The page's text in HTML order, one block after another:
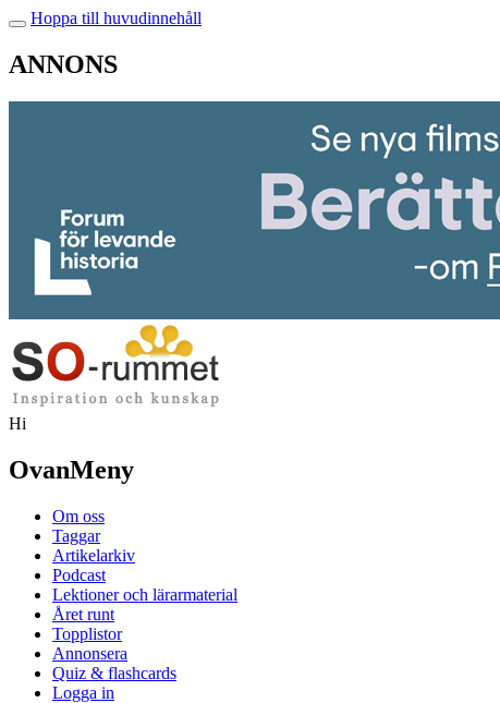
Hoppa till huvudinnehåll
ANNONS
Hi
OvanMeny
Om oss
Taggar
Artikelarkiv
Podcast
Lektioner och lärarmaterial
Året runt
Topplistor
Annonsera
Quiz & flashcards
Logga in